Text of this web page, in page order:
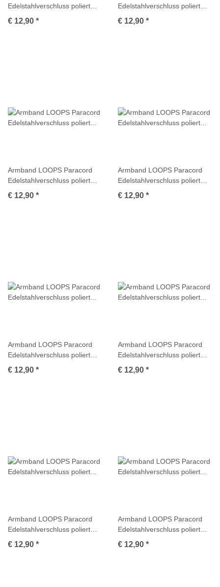
Edelstahlverschluss poliert
Kakigrün
€ 12,90 *
Edelstahlverschluss poliert
Lila
€ 12,90 *
Armband LOOPS Paracord
Edelstahlverschluss poliert
Marineblau
€ 12,90 *
Armband LOOPS Paracord
Edelstahlverschluss poliert
Multicolor
€ 12,90 *
Armband LOOPS Paracord
Edelstahlverschluss poliert
Multicolor
€ 12,90 *
Armband LOOPS Paracord
Edelstahlverschluss poliert
Multicolor
€ 12,90 *
Armband LOOPS Paracord
Edelstahlverschluss poliert
Multicolor
€ 12,90 *
Armband LOOPS Paracord
Edelstahlverschluss poliert
Multicolor
€ 12,90 *